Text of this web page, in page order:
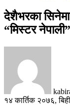
देशैभरका
“मिस्टर नेपाली”
१४ कार्तिक २०७६,